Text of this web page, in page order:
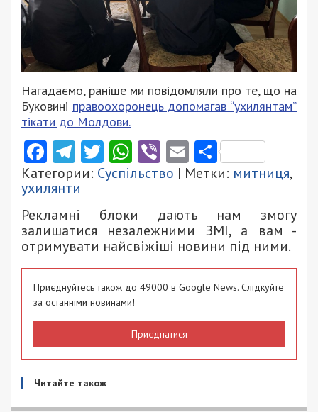
Нагадаємо, раніше ми повідомляли про те, що на
Буковині правоохоронець допомагав “ухилянтам”
тікати до Молдови.
Facebook
Telegram
Twitter
WhatsApp
ViberEmail
Категории: Суспільство | Метки: митниця,
ухилянти
Рекламні блоки дають нам змогу
залишатися незалежними ЗМІ, а вам -
отримувати найсвіжіші новини під ними.
Приєднуйтесь також до 49000 в Google News. Слідкуйте
за останніми новинами!
Приєднатися
Читайте також